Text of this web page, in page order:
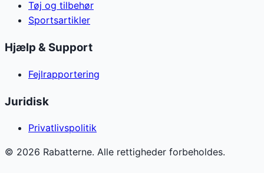
Tøj og tilbehør
Sportsartikler
Hjælp & Support
Fejlrapportering
Juridisk
Privatlivspolitik
© 2026 Rabatterne. Alle rettigheder forbeholdes.